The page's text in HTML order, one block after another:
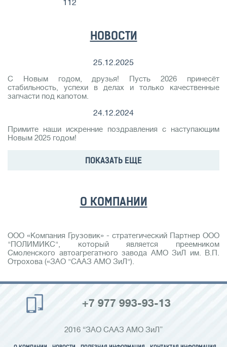
112
НОВОСТИ
25.12.2025
С Новым годом, друзья! Пусть 2026 принесёт
стабильность, успехи в делах и только качественные
запчасти под капотом.
24.12.2024
Примите наши искренние поздравления с наступающим
Новым 2025 годом!
ПОКАЗАТЬ ЕЩЕ
О КОМПАНИИ
ООО «Компания Грузовик» - стратегический Партнер ООО
"ПОЛИМИКС", который является преемником
Смоленского автоагрегатного завода АМО ЗиЛ им. В.П.
Отрохова («ЗАО "СААЗ АМО ЗиЛ").
+7 977 993-93-13
2016 “ЗАО СААЗ АМО ЗиЛ”